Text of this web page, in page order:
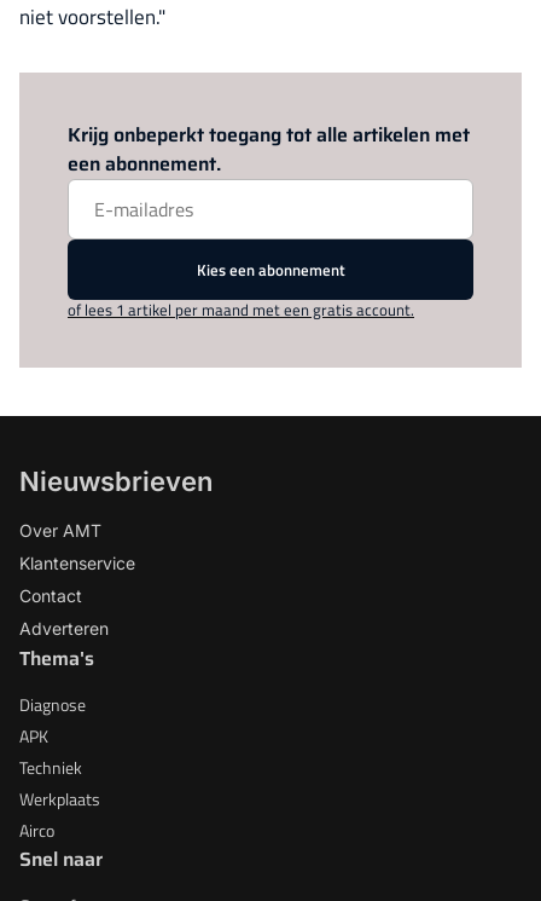
niet voorstellen."
Krijg onbeperkt toegang tot alle artikelen met
een abonnement.
Kies een abonnement
of lees 1 artikel per maand met een gratis account.
Nieuwsbrieven
Over AMT
Klantenservice
Contact
Adverteren
Thema's
Diagnose
APK
Techniek
Werkplaats
Airco
Snel naar